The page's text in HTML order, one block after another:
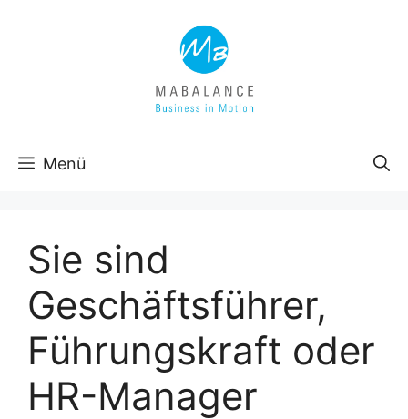
Menü
Sie sind
Geschäftsführer,
Führungskraft oder
HR-Manager